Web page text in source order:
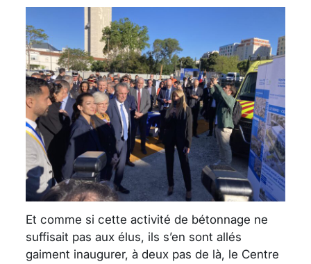
Et comme si cette activité de bétonnage ne
suffisait pas aux élus, ils s’en sont allés
gaiment inaugurer, à deux pas de là, le Centre